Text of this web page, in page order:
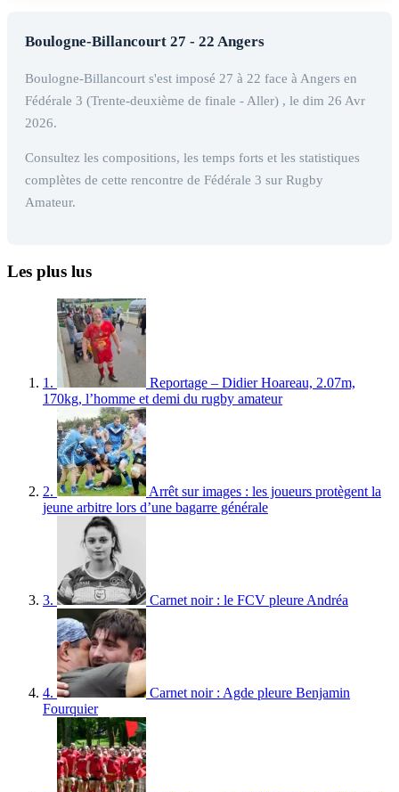
Boulogne-Billancourt 27 - 22 Angers
Boulogne-Billancourt s'est imposé 27 à 22 face à Angers en
Fédérale 3 (Trente-deuxième de finale - Aller) , le dim 26 Avr
2026.
Consultez les compositions, les temps forts et les statistiques
complètes de cette rencontre de Fédérale 3 sur Rugby
Amateur.
Les plus lus
1.
Reportage – Didier Hoareau, 2.07m,
170kg, l’homme et demi du rugby amateur
2.
Arrêt sur images : les joueurs protègent la
jeune arbitre lors d’une bagarre générale
3. Carnet noir : le FCV pleure Andréa
4.
Carnet noir : Agde pleure Benjamin
Fourquier